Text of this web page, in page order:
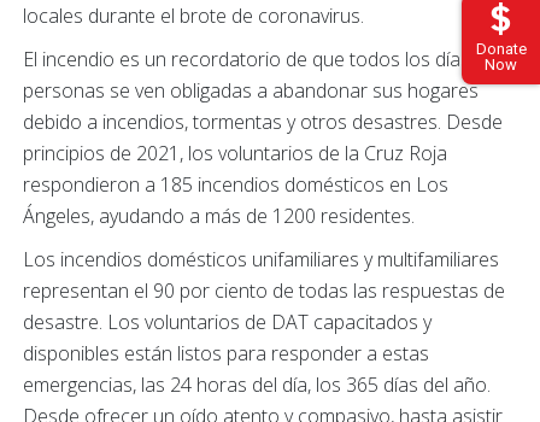
Donate
Now
locales durante el brote de coronavirus.
El incendio es un recordatorio de que todos los días, las
personas se ven obligadas a abandonar sus hogares
debido a incendios, tormentas y otros desastres. Desde
principios de 2021, los voluntarios de la Cruz Roja
respondieron a 185 incendios domésticos en Los
Ángeles, ayudando a más de 1200 residentes.
Los incendios domésticos unifamiliares y multifamiliares
representan el 90 por ciento de todas las respuestas de
desastre. Los voluntarios de DAT capacitados y
disponibles están listos para responder a estas
emergencias, las 24 horas del día, los 365 días del año.
Desde ofrecer un oído atento y compasivo, hasta asistir